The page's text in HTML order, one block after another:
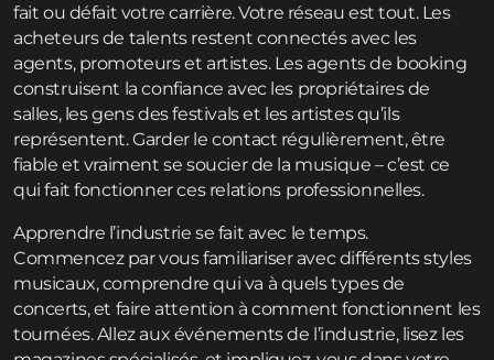
fait ou défait votre carrière. Votre réseau est tout. Les
acheteurs de talents restent connectés avec les
agents, promoteurs et artistes. Les agents de booking
construisent la confiance avec les propriétaires de
salles, les gens des festivals et les artistes qu’ils
représentent. Garder le contact régulièrement, être
fiable et vraiment se soucier de la musique – c’est ce
qui fait fonctionner ces relations professionnelles.
Apprendre l’industrie se fait avec le temps.
Commencez par vous familiariser avec différents styles
musicaux, comprendre qui va à quels types de
concerts, et faire attention à comment fonctionnent les
tournées. Allez aux événements de l’industrie, lisez les